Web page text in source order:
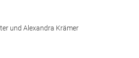
und Alexandra Krämer